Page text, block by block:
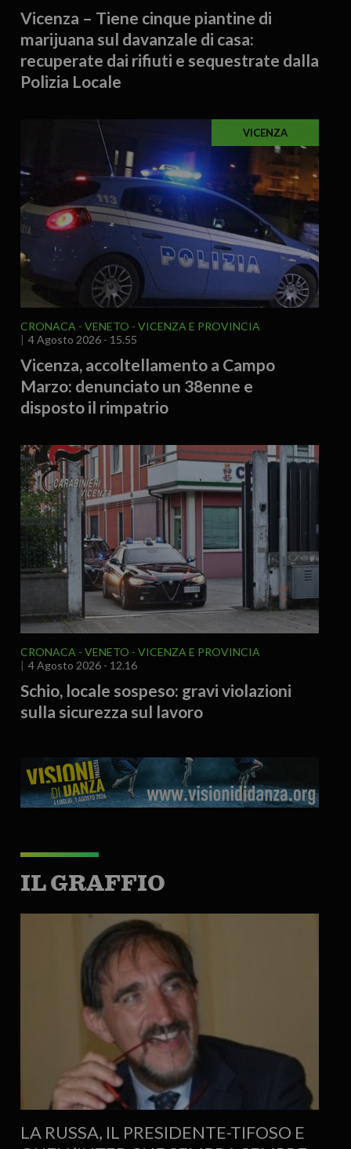
Vicenza – Tiene cinque piantine di
marijuana sul davanzale di casa:
recuperate dai rifiuti e sequestrate dalla
Polizia Locale
VICENZA
CRONACA VENETO
VICENZA E PROVINCIA
4 Agosto 2026 - 15.55
Vicenza, accoltellamento a Campo
Marzo: denunciato un 38enne e
disposto il rimpatrio
CRONACA VENETO
VICENZA E PROVINCIA
4 Agosto 2026 - 12.16
Schio, locale sospeso: gravi violazioni
sulla sicurezza sul lavoro
IL GRAFFIO
LA RUSSA, IL PRESIDENTE-TIFOSO E